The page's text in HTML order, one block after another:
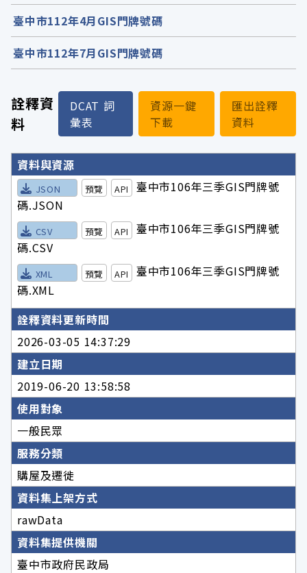
詮釋資
料
DCAT 詞
彙表
資源一鍵
下載
匯出詮釋
資料
詮釋資料詳細內容
資料與資源
JSON 預覽 API
臺中市106年三季GIS門牌號
碼.JSON
CSV 預覽 API
臺中市106年三季GIS門牌號
碼.CSV
XML 預覽 API
臺中市106年三季GIS門牌號
碼.XML
詮釋資料更新時間
2026-03-05 14:37:29
建立日期
2019-06-20 13:58:58
使用對象
一般民眾
服務分類
購屋及遷徙
資料集上架方式
rawData
資料集提供機關
臺中市政府民政局
臺中市112年4月GIS門牌號碼
臺中市112年7月GIS門牌號碼